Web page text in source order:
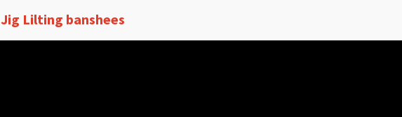
Jig Lilting banshees